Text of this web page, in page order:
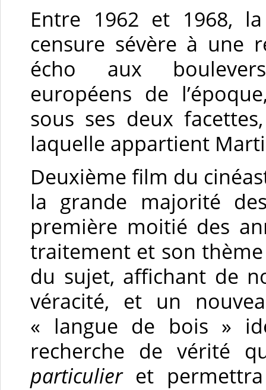
Entre 1962 et 1968, la
censure sévère à une
écho aux
européens de
sous ses deux
laquelle appartient
Deuxième film du
la grande majorité
première moitié des
traitement et son
du sujet, affichant de
véracité, et un
« langue de bois »
recherche de vérité
particulieret permettra